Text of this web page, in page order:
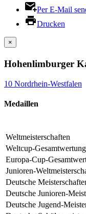
Per E-Mail
Drucken
×
Hohenlimburger
10 Nordrhein-Westfalen
Medaillen
Weltmeisterschaften
Weltcup-Gesamtwertung
Europa-Cup-
Junioren-
Deutsche
Deutsche Junioren-
Deutsche Jugend-